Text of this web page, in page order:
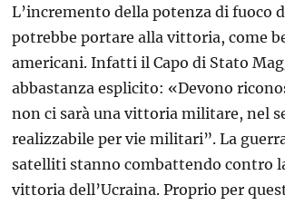
L’incremento della potenza di fuoco
potrebbe portare alla vittoria, come
americani. Infatti il Capo di Stato
abbastanza esplicito: «Devono
non ci sarà una vittoria militare, nel
realizzabile per vie militari”. La
satelliti stanno combattendo contro
vittoria dell’Ucraina. Proprio per